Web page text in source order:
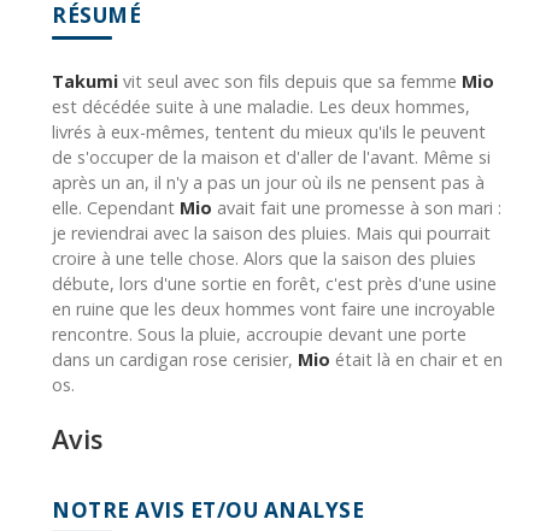
RÉSUMÉ
Takumi vit seul avec son fils depuis que sa femme Mio
est décédée suite à une maladie. Les deux hommes,
livrés à eux-mêmes, tentent du mieux qu'ils le peuvent
de s'occuper de la maison et d'aller de l'avant. Même si
après un an, il n'y a pas un jour où ils ne pensent pas à
elle. Cependant Mio avait fait une promesse à son mari :
je reviendrai avec la saison des pluies. Mais qui pourrait
croire à une telle chose. Alors que la saison des pluies
débute, lors d'une sortie en forêt, c'est près d'une usine
en ruine que les deux hommes vont faire une incroyable
rencontre. Sous la pluie, accroupie devant une porte
dans un cardigan rose cerisier, Mio était là en chair et en
os.
Avis
NOTRE AVIS ET/OU ANALYSE